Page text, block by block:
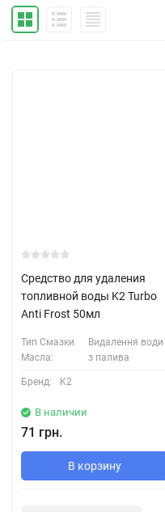
Средство для удаления
топливной воды K2 Turbo
Anti Frost 50мл
Тип Смазки
Масла:
Видалення води
з палива
Бренд: K2
В наличии
71 грн.
В корзину